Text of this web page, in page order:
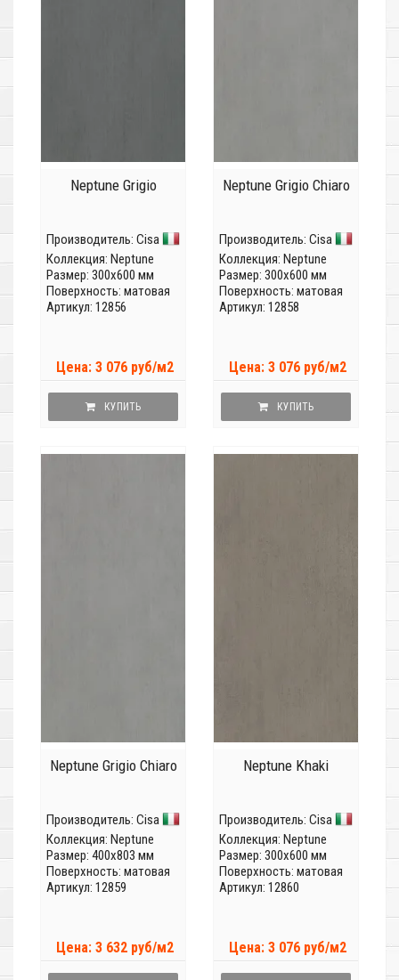
Neptune Grigio
Производитель: Cisa
Коллекция: Neptune
Размер: 300x600 мм
Поверхность: матовая
Артикул: 12856
Цена: 3 076 руб/м2
КУПИТЬ
Neptune Grigio Chiaro
Производитель: Cisa
Коллекция: Neptune
Размер: 300x600 мм
Поверхность: матовая
Артикул: 12858
Цена: 3 076 руб/м2
КУПИТЬ
Neptune Grigio Chiaro
Производитель: Cisa
Коллекция: Neptune
Размер: 400x803 мм
Поверхность: матовая
Артикул: 12859
Цена: 3 632 руб/м2
Neptune Khaki
Производитель: Cisa
Коллекция: Neptune
Размер: 300x600 мм
Поверхность: матовая
Артикул: 12860
Цена: 3 076 руб/м2